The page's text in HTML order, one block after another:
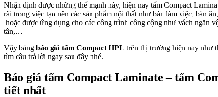
Nhận định được những thế mạnh này, hiện nay tấm Compact
rãi trong việc tạo nên các sản phẩm nội thất như bàn làm việc, bàn
hoặc được ứng dụng cho các công trình công cộng như vách ngăn
tân,…
Vậy bảng báo giá tấm Compact HPL trên thị trường hiện nay như
tìm câu trả lời ngay sau đây nhé.
Báo giá tấm Compact Laminate – tấm
tiết nhất